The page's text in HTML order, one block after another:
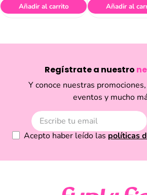
Añadir al carrito Añadir al
Regístrate a nuestro
Y conoce nuestras
eventos y mucho
Acepto haber leído las políticas